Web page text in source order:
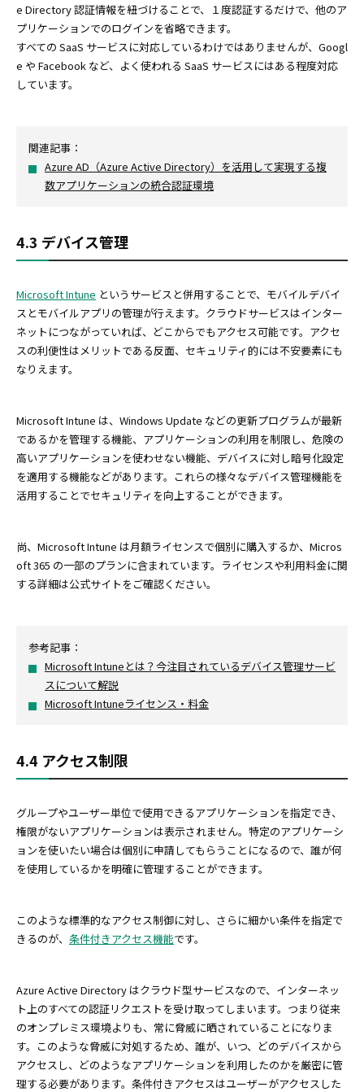
e Directory 認証情報を紐づけることで、１度認証するだけで、他のア
プリケーションでのログインを省略できます。
すべての SaaS サービスに対応しているわけではありませんが、Googl
e や Facebook など、よく使われる SaaS サービスにはある程度対応
しています。
関連記事：
Azure AD（Azure Active Directory）を活用して実現する複
数アプリケーションの統合認証環境
4.3 デバイス管理
Microsoft Intune というサービスと併用することで、モバイルデバイ
スとモバイルアプリの管理が行えます。クラウドサービスはインター
ネットにつながっていれば、どこからでもアクセス可能です。アクセ
スの利便性はメリットである反面、セキュリティ的には不安要素にも
なりえます。
Microsoft Intune は、Windows Update などの更新プログラムが最新
であるかを管理する機能、アプリケーションの利用を制限し、危険の
高いアプリケーションを使わせない機能、デバイスに対し暗号化設定
を適用する機能などがあります。これらの様々なデバイス管理機能を
活用することでセキュリティを向上することができます。
尚、Microsoft Intune は月額ライセンスで個別に購入するか、Micros
oft 365 の一部のプランに含まれています。ライセンスや利用料金に関
する詳細は公式サイトをご確認ください。
参考記事：
Microsoft Intuneとは？今注目されているデバイス管理サービ
スについて解説
Microsoft Intuneライセンス・料金
4.4 アクセス制限
グループやユーザー単位で使用できるアプリケーションを指定でき、
権限がないアプリケーションは表示されません。特定のアプリケーシ
ョンを使いたい場合は個別に申請してもらうことになるので、誰が何
を使用しているかを明確に管理することができます。
このような標準的なアクセス制御に対し、さらに細かい条件を指定で
きるのが、 条件付きアクセス機能です。
Azure Active Directory はクラウド型サービスなので、インターネッ
ト上のすべての認証リクエストを受け取ってしまいます。つまり従来
のオンプレミス環境よりも、常に脅威に晒されていることになりま
す。このような脅威に対処するため、誰が、いつ、どのデバイスから
アクセスし、どのようなアプリケーションを利用したのかを厳密に管
理する必要があります。条件付きアクセスはユーザーがアクセスした